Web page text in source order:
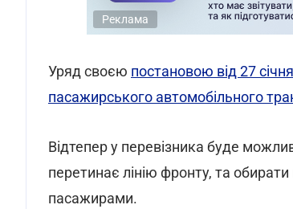
Реклама
Уряд своєю постановою від 27
пасажирського автомобільного
Відтепер у перевізника буде
перетинає лінію фронту, та
пасажирами.